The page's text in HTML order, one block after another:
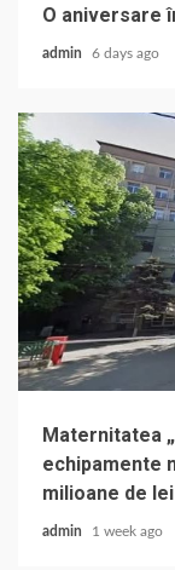
O aniversare
admin 6 days ago
Maternitatea
echipamente
milioane de lei
admin 1 week ago